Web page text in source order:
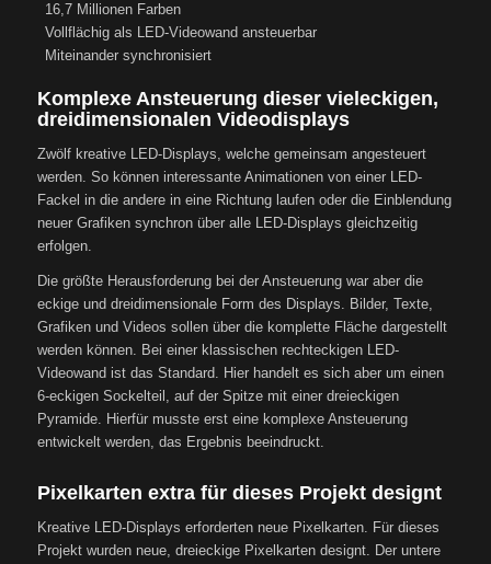
16,7 Millionen Farben
Vollflächig als LED-Videowand ansteuerbar
Miteinander synchronisiert
Komplexe Ansteuerung dieser vieleckigen,
dreidimensionalen Videodisplays
Zwölf kreative LED-Displays, welche gemeinsam angesteuert
werden. So können interessante Animationen von einer LED-
Fackel in die andere in eine Richtung laufen oder die Einblendung
neuer Grafiken synchron über alle LED-Displays gleichzeitig
erfolgen.
Die größte Herausforderung bei der Ansteuerung war aber die
eckige und dreidimensionale Form des Displays. Bilder, Texte,
Grafiken und Videos sollen über die komplette Fläche dargestellt
werden können. Bei einer klassischen rechteckigen LED-
Videowand ist das Standard. Hier handelt es sich aber um einen
6-eckigen Sockelteil, auf der Spitze mit einer dreieckigen
Pyramide. Hierfür musste erst eine komplexe Ansteuerung
entwickelt werden, das Ergebnis beeindruckt.
Pixelkarten extra für dieses Projekt designt
Kreative LED-Displays erforderten neue Pixelkarten. Für dieses
Projekt wurden neue, dreieckige Pixelkarten designt. Der untere